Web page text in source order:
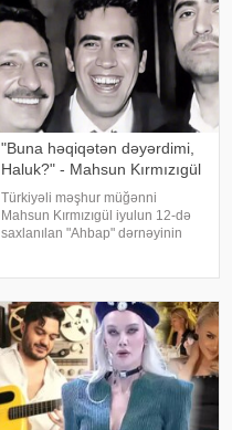
"Buna həqiqətən dəyərdimi,
Haluk?" - Mahsun Kırmızıgül
Türkiyəli məşhur müğənni
Mahsun Kırmızıgül iyulun 12-də
saxlanılan "Ahbap" dərnəyinin
hesabında bir zamanlar ən yaxı